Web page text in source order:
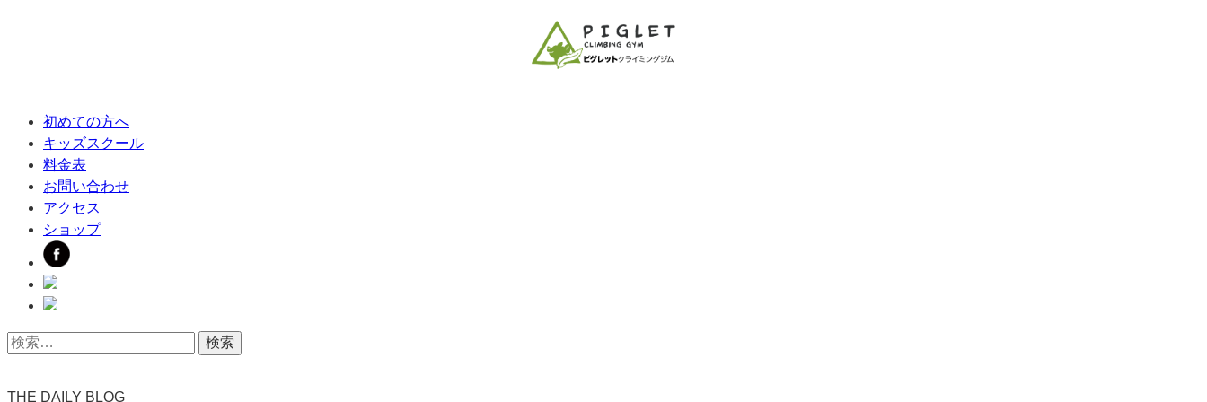
初めての方へ
キッズスクール
料金表
お問い合わせ
アクセス
ショップ
THE DAILY BLOG